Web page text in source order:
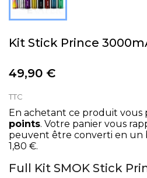
Kit Stick Prince
49,90 €
TTC
En achetant ce produit vous
points. Votre panier vous
peuvent être converti en un
1,80 €.
Full Kit SMOK Stick